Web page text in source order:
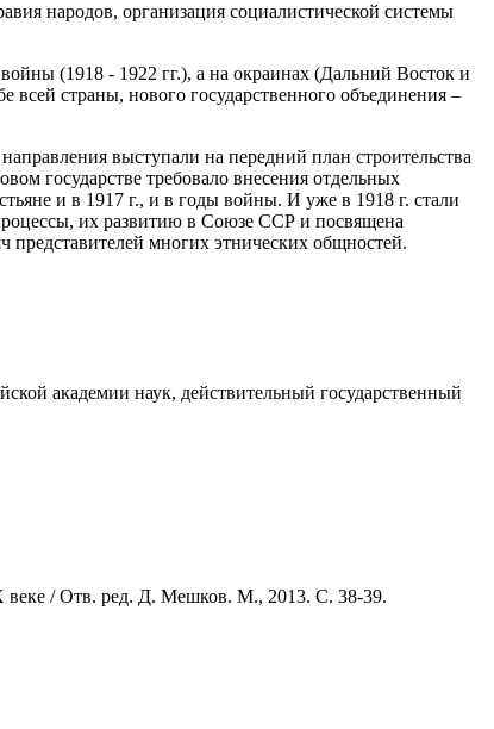
народов, организация социалистической системы
(1918 ‑ 1922 гг.), а на окраинах (Дальний Восток и
страны, нового государственного объединения –
выступали на передний план строительства
государстве требовало внесения отдельных
и в 1917 г., и в годы войны. И уже в 1918 г. стали
их развитию в Союзе ССР и посвящена
многих этнических общностей.
академии наук, действительный государственный
веке / Отв. ред. Д. Мешков. М., 2013. С. 38-39.